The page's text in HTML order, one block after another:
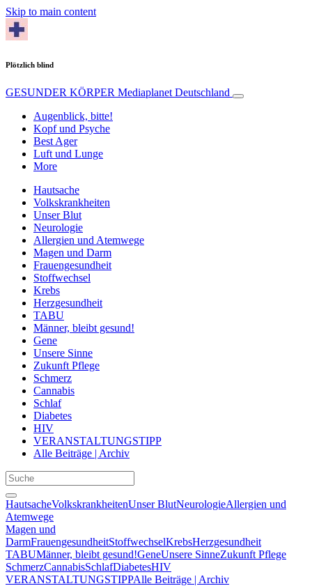
Skip to main content
Plötzlich blind
GESUNDER KÖRPER Mediaplanet Deutschland
Augenblick, bitte!
Kopf und Psyche
Best Ager
Luft und Lunge
More
Hautsache
Volkskrankheiten
Unser Blut
Neurologie
Allergien und Atemwege
Magen und Darm
Frauengesundheit
Stoffwechsel
Krebs
Herzgesundheit
TABU
Männer, bleibt gesund!
Gene
Unsere Sinne
Zukunft Pflege
Schmerz
Cannabis
Schlaf
Diabetes
HIV
VERANSTALTUNGSTIPP
Alle Beiträge | Archiv
HautsacheVolkskrankheitenUnser BlutNeurologieAllergien und
Atemwege
Magen und
DarmFrauengesundheitStoffwechselKrebsHerzgesundheit
TABUMänner, bleibt gesund!GeneUnsere SinneZukunft Pflege
SchmerzCannabisSchlafDiabetesHIV
VERANSTALTUNGSTIPPAlle Beiträge | Archiv